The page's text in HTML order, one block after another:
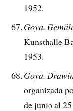
1952.
Goya.
Kunsthalle
1953.
Goya.
organizada
de junio al